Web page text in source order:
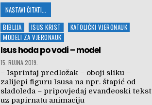
NASTAVI ČITATI...
Posted
in
BIBLIJA ISUS KRIST
KATOLIČKI VJERONAUK
MODELI ZA VJERONAUK
Isus hoda po vodi – model
15. RUJNA 2019.
– Isprintaj predložak – oboji sliku –
zalijepi figuru Isusa na npr. štapić od
sladoleda – pripovjedaj evanđeoski tekst
uz papirnatu animaciju